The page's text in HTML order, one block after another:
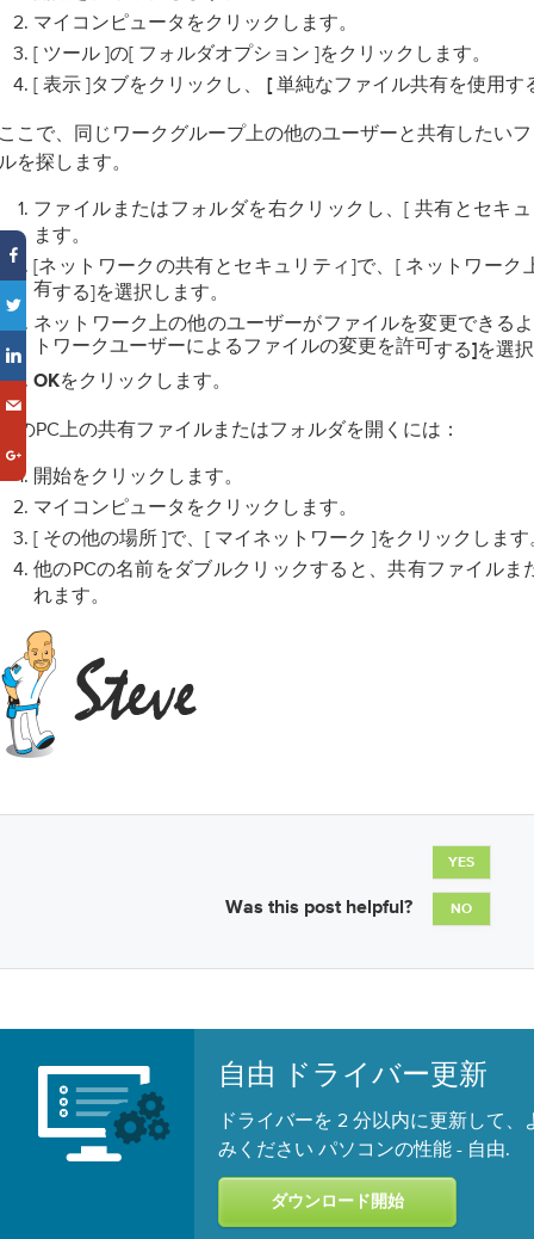
マイコンピュータをクリックします。
[ ツール ]の[ フォルダオプション ]をクリックします。
[ 表示 ]タブをクリックし、 [ 単純なファイル共有を使用す
こで、同じワークグループ上の他のユーザーと共有したい
を探します。
ファイルまたはフォルダを右クリックし、[ 共有とセキ
ます。
[ネットワークの共有とセキュリティ]で、[ ネットワーク
有する]を選択します。
ネットワーク上の他のユーザーがファイルを変更できる
トワークユーザーによるファイルの変更を許可する]を選
OKをクリックします。
のPC上の共有ファイルまたはフォルダを開くには：
開始をクリックします。
マイコンピュータをクリックします。
[ その他の場所 ]で、[ マイネットワーク ]をクリックします
他のPCの名前をダブルクリックすると、共有ファイルま
れます。
Was this post helpful?
YES
NO
自由 ドライバー更新
ドライバーを 2 分以内に更新して、
みください パソコンの性能 - 自由.